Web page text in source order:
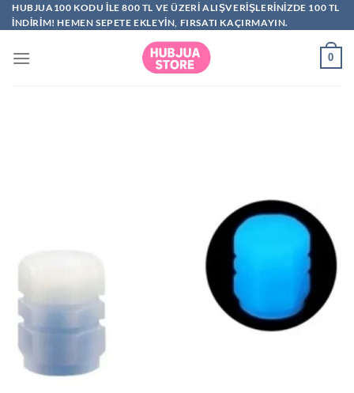
İçeriğe
atla
HUBJUA100 KODU ILE 800 TL VE ÜZERI ALIŞVERIŞLERINIZDE 100 TL
INDIRIM! HEMEN SEPETE EKLEYIN, FIRSATI KAÇIRMAYIN.
0